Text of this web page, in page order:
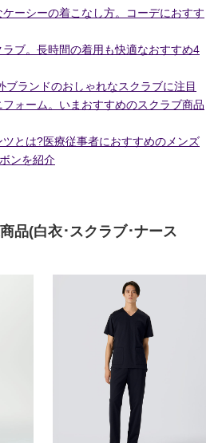
ーシーの着こなし方。コーデにおすす
ブ。長時間の着用も快適なおすすめ4
ランドのおしゃれなスクラブに注目
ォーム。いまおすすめのスクラブ商品
とは?医療従事者におすすめのメンズ
ンを紹介
品(白衣･スクラブ･ナース